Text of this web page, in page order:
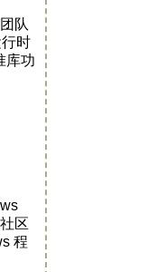
队
时
库功
区
程